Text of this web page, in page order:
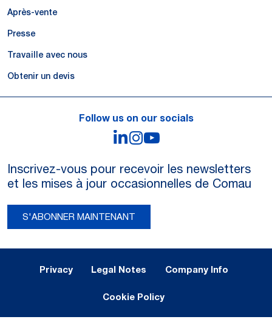
Après-vente
Presse
Travaille avec nous
Obtenir un devis
Follow us on our socials
LinkedIn
Instagram
Inscrivez-vous pour recevoir les newsletters
et les mises à jour occasionnelles de Comau
S'ABONNER MAINTENANT
Privacy Legal Notes Company Info
Cookie Policy